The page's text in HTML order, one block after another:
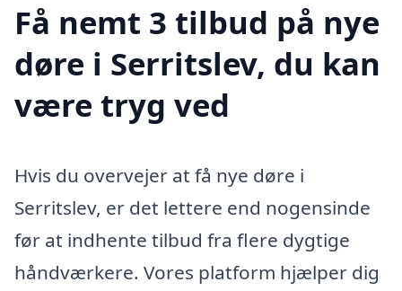
Få nemt 3 tilbud på nye
døre i Serritslev, du kan
være tryg ved
Hvis du overvejer at få nye døre i
Serritslev, er det lettere end nogensinde
før at indhente tilbud fra flere dygtige
håndværkere. Vores platform hjælper dig